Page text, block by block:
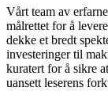
Vårt team av
målrettet for å
dekke et bredt
investeringer til
kuratert for å sikre
uansett leserens